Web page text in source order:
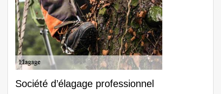
Société d’élagage professionnel